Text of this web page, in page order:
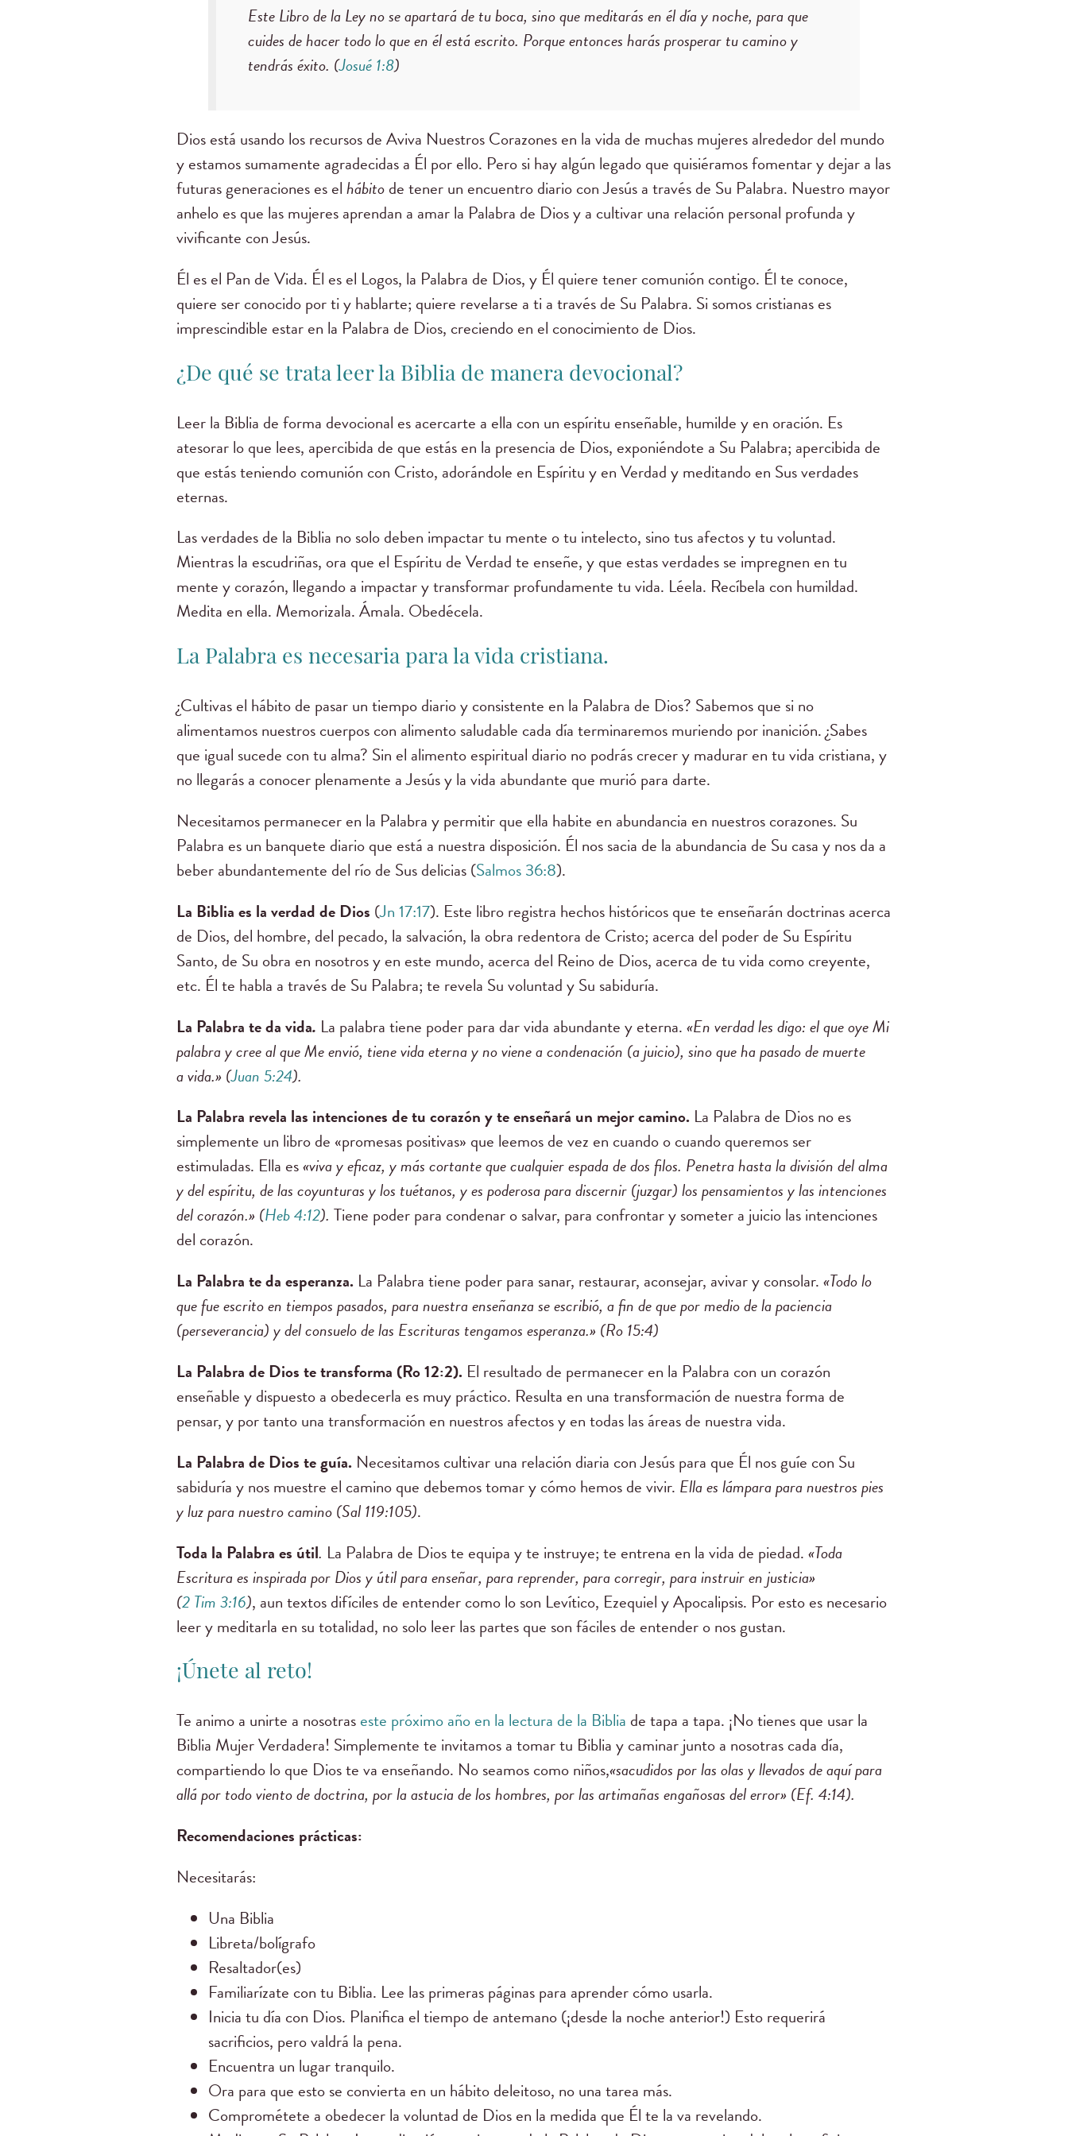
Este Libro de la Ley no se apartará de tu boca, sino que meditarás en él día y noche, para que
cuides de hacer todo lo que en él está escrito. Porque entonces harás prosperar tu camino y
tendrás éxito. (Josué 1:8)
Dios está usando los recursos de Aviva Nuestros Corazones en la vida de muchas mujeres alrededor del mundo
y estamos sumamente agradecidas a Él por ello. Pero si hay algún legado que quisiéramos fomentar y dejar a las
futuras generaciones es elhábitode tener un encuentro diario con Jesús a través de Su Palabra. Nuestro mayor
anhelo es que las mujeres aprendan a amar la Palabra de Dios y a cultivar una relación personal profunda y
vivificante con Jesús.
Él es el Pan de Vida. Él es el Logos, la Palabra de Dios, y Él quiere tener comunión contigo. Él te conoce,
quiere ser conocido por ti y hablarte; quiere revelarse a ti a través de Su Palabra. Si somos cristianas es
imprescindible estar en la Palabra de Dios, creciendo en el conocimiento de Dios.
¿De qué se trata leer la Biblia de manera devocional?
Leer la Biblia de forma devocional es acercarte a ella con un espíritu enseñable, humilde y en oración. Es
atesorar lo que lees, apercibida de que estás en la presencia de Dios, exponiéndote a Su Palabra; apercibida de
que estás teniendo comunión con Cristo, adorándole en Espíritu y en Verdad y meditando en Sus verdades
eternas.
Las verdades de la Biblia no solo deben impactar tu mente o tu intelecto, sino tus afectos y tu voluntad.
Mientras la escudriñas, ora que el Espíritu de Verdad te enseñe, y que estas verdades se impregnen en tu
mente y corazón, llegando a impactar y transformar profundamente tu vida. Léela. Recíbela con humildad.
Medita en ella. Memorizala. Ámala. Obedécela.
La Palabra es necesaria para la vida cristiana.
¿Cultivas el hábito de pasar un tiempo diario y consistente en la Palabra de Dios? Sabemos que si no
alimentamos nuestros cuerpos con alimento saludable cada día terminaremos muriendo por inanición. ¿Sabes
que igual sucede con tu alma? Sin el alimento espiritual diario no podrás crecer y madurar en tu vida cristiana, y
no llegarás a conocer plenamente a Jesús y la vida abundante que murió para darte.
Necesitamos permanecer en la Palabra y permitir que ella habite en abundancia en nuestros corazones. Su
Palabra es un banquete diario que está a nuestra disposición. Él nos sacia de la abundancia de Su casa y nos da a
beber abundantemente del río de Sus delicias (Salmos 36:8).
La Biblia es la verdad de Dios (Jn 17:17). Este libro registra hechos históricos que te enseñarán doctrinas acerca
de Dios, del hombre, del pecado, la salvación, la obra redentora de Cristo; acerca del poder de Su Espíritu
Santo, de Su obra en nosotros y en este mundo, acerca del Reino de Dios, acerca de tu vida como creyente,
etc. Él te habla a través de Su Palabra; te revela Su voluntad y Su sabiduría.
La Palabra te da vida. La palabra tiene poder para dar vida abundante y eterna.«En verdad les digo: el que oye Mi
palabra y cree al que Me envió, tiene vida eterna y no viene a condenación (a juicio), sino que ha pasado de muerte
a vida.» (Juan 5:24).
La Palabra revela las intenciones de tu corazón y te enseñará un mejor camino. La Palabra de Dios no es
simplemente un libro de «promesas positivas» que leemos de vez en cuando o cuando queremos ser
estimuladas. Ella es«viva y eficaz, y más cortante que cualquier espada de dos filos. Penetra hasta la división del alma
y del espíritu, de las coyunturas y los tuétanos, y es poderosa para discernir (juzgar) los pensamientos y las intenciones
del corazón.» (Heb 4:12). Tiene poder para condenar o salvar, para confrontar y someter a juicio las intenciones
del corazón.
La Palabra te da esperanza. La Palabra tiene poder para sanar, restaurar, aconsejar, avivar y consolar.«Todo lo
que fue escrito en tiempos pasados, para nuestra enseñanza se escribió, a fin de que por medio de la paciencia
(perseverancia) y del consuelo de las Escrituras tengamos esperanza.» (Ro 15:4)
La Palabra de Dios te transforma (Ro 12:2). El resultado de permanecer en la Palabra con un corazón
enseñable y dispuesto a obedecerla es muy práctico. Resulta en una transformación de nuestra forma de
pensar, y por tanto una transformación en nuestros afectos y en todas las áreas de nuestra vida.
La Palabra de Dios te guía. Necesitamos cultivar una relación diaria con Jesús para que Él nos guíe con Su
sabiduría y nos muestre el camino que debemos tomar y cómo hemos de vivir. Ella es lámpara para nuestros pies
y luz para nuestro camino (Sal 119:105).
Toda la Palabra es útil. La Palabra de Dios te equipa y te instruye; te entrena en la vida de piedad.«Toda
Escritura es inspirada por Dios y útil para enseñar, para reprender, para corregir, para instruir en justicia»
(2 Tim 3:16), aun textos difíciles de entender como lo son Levítico, Ezequiel y Apocalipsis. Por esto es necesario
leer y meditarla en su totalidad, no solo leer las partes que son fáciles de entender o nos gustan.
¡Únete al reto!
Te animo a unirte a nosotraseste próximo año en la lectura de la Biblia de tapa a tapa. ¡No tienes que usar la
Biblia Mujer Verdadera! Simplemente te invitamos a tomar tu Biblia y caminar junto a nosotras cada día,
compartiendo lo que Dios te va enseñando. No seamos como niños,«sacudidos por las olas y llevados de aquí para
allá por todo viento de doctrina, por la astucia de los hombres, por las artimañas engañosas del error» (Ef. 4:14).
Recomendaciones prácticas:
Necesitarás:
Una Biblia
Libreta/bolígrafo
Resaltador(es)
Familiarízate con tu Biblia. Lee las primeras páginas para aprender cómo usarla.
Inicia tu día con Dios. Planifica el tiempo de antemano (¡desde la noche anterior!) Esto requerirá
sacrificios, pero valdrá la pena.
Encuentra un lugar tranquilo.
Ora para que esto se convierta en un hábito deleitoso, no una tarea más.
Comprométete a obedecer la voluntad de Dios en la medida que Él te la va revelando.